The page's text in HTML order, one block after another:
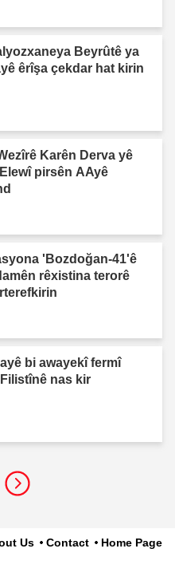
Beyrûtê ya
êrîşa çekdar hat kirin
Karên Derva yê
Elewî pirsên AAyê
'Bozdoğan-41'ê
rêxistina terorê
bi awayekî fermî
nas kir
Us Contact Home Page